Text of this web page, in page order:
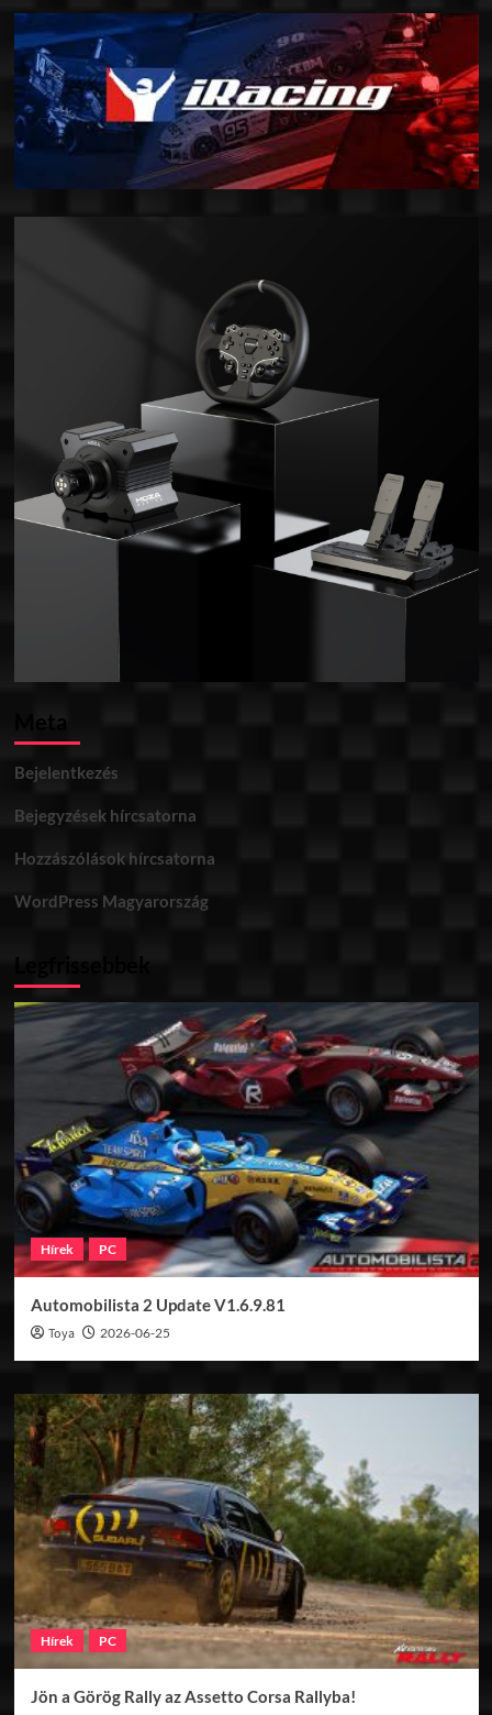
Meta
Bejelentkezés
Bejegyzések hírcsatorna
Hozzászólások hírcsatorna
WordPress Magyarország
Hírek PC
Automobilista 2 Update V1.6.9.81
Toya 2026-06-25
Hírek PC
Jön a Görög Rally az Assetto Corsa Rallyba!